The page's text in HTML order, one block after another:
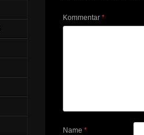
Kommentar *
Name *